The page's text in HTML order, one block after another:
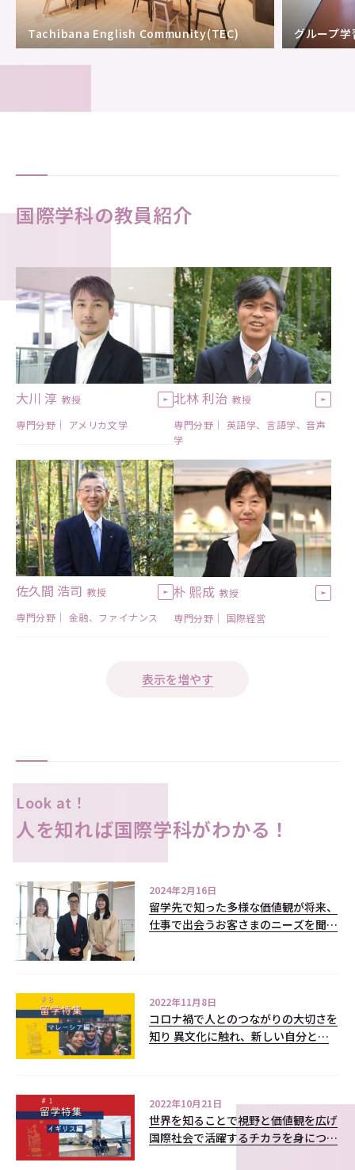
Tachibana English Community(TEC) グループ学
国際学科の教員紹介
大川 淳 教授
専門分野｜ アメリカ文学
北林 利治 教授
専門分野｜ 英語学、言語学、音声
学
佐久間 浩司 教授
専門分野｜ 金融、ファイナンス
朴 熙成 教授
専門分野｜ 国際経営
Look at！
人を知れば国際学科がわかる！
2024年2月16日
留学先で知った多様な価値観が将来、
仕事で出会うお客さまのニーズを聞く
2022年11月8日
コロナ禍で人とのつながりの大切さを
知り 異文化に触れ、新しい自分と出
2022年10月21日
世界を知ることで視野と価値観を広げ
国際社会で活躍するチカラを身につけ